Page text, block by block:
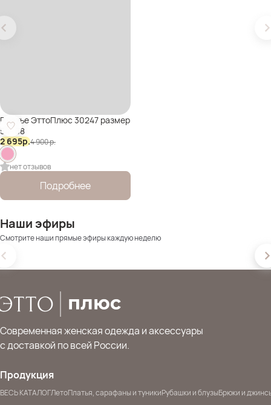
Платье ЭттоПлюс 30247 размер
54- 58
2 695р.4 900р.
нет отзывов
Подробнее
Наши эфиры
Смотрите наши прямые эфиры каждую неделю
Современная женская одежда и аксессуары
с доставкой по всей России.
Продукция
ВЕСЬ КАТАЛОГЛетоПлатья, сарафаны и туникиРубашки и блузыБрюки и